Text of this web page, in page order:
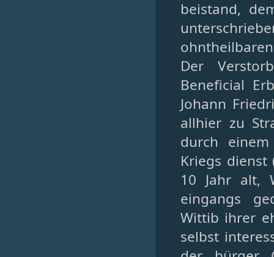
beistand,
Der
Beneficial
Johann
allhier zu
durch
Kriegs dienst
10 Jahr alt,
eingangs
Wittib ihrer
selbst